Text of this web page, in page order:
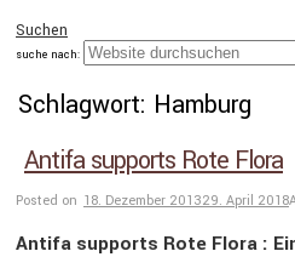
Suchen
suche nach:
Schlagwort: Hamburg
Antifa supports Rote Flora
Posted on 18. Dezember 201329. April 2018
Antifa supports Rote Flora :